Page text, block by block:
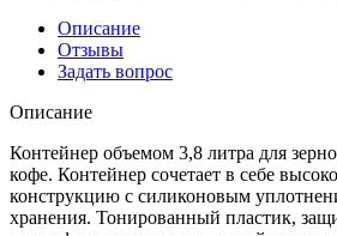
Описание
Отзывы
Задать вопрос
Описание
Контейнер объемом 3,8 литра для
кофе. Контейнер сочетает в себе
конструкцию с силиконовым
хранения. Тонированный пластик,